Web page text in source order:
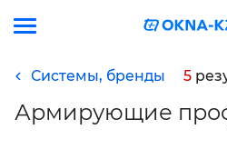
Системы, бренды 5
Армирующие